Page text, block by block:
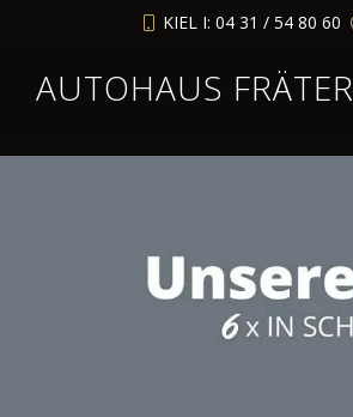
KIEL I: 04 31 / 54 80 60
AUTOHAUS FRÄTER